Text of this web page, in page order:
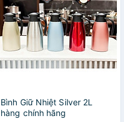
Bình Giữ Nhiệt Silver 2L
hàng chính hãng